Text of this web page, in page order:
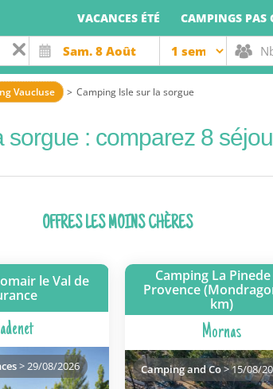
VACANCES ÉTÉ CAMPINGS PAS
Vaucluse Camping Isle sur la sorgue
sorgue : comparez 8
OFFRES LES MOINS CHÈRES
le Val de
> 29/08/2026
Camping La Pinede
Provence
km)
Mornas
Camping and Co> 15/08/